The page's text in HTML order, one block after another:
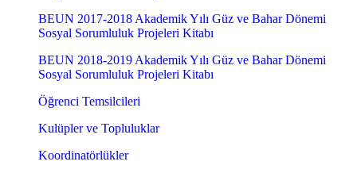
BEUN 2017-2018 Akademik Yılı Güz ve Bahar Dönemi
Sosyal Sorumluluk Projeleri Kitabı
BEUN 2018-2019 Akademik Yılı Güz ve Bahar Dönemi
Sosyal Sorumluluk Projeleri Kitabı
Öğrenci Temsilcileri
Kulüpler ve Topluluklar
Koordinatörlükler